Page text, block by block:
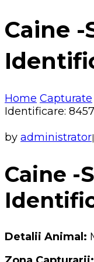
Caine -
Home Capturate
Identificare: 8457
by administrator|
Caine -
Detalii Animal: